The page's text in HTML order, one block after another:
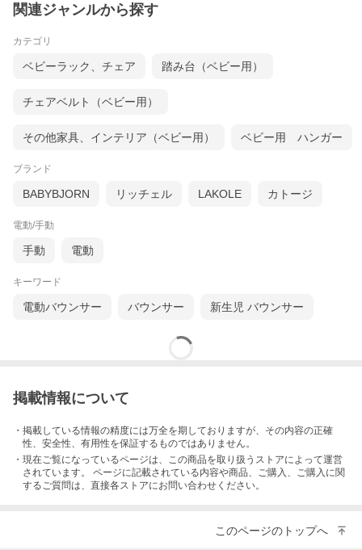
関連ジャンルから探す
カテゴリ
ベビーラック、チェア 踏み台（ベビー用）
チェアベルト（ベビー用）
その他家具、インテリア（ベビー用） ベビー用 ハンガー
ブランド
BABYBJORN リッチェル LAKOLE カトージ
電動/手動
手動 電動
キーワード
電動バウンサー バウンサー 新生児 バウンサー
掲載情報について
・掲載している情報の精度には万全を期しておりますが、その内容の正確
性、安全性、有用性を保証するものではありません。
・現在ご覧になっているページは、この商品を取り扱うストアによって運営
されています。 ページに記載されている内容や商品、ご購入 、ご購入に関
するご質問は、直接各ストアにお問い合わせください。
このページのトップへ